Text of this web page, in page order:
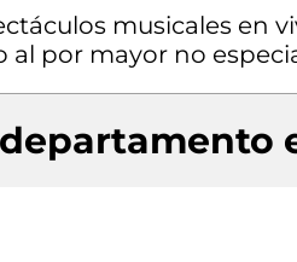
musicales en
al por mayor no